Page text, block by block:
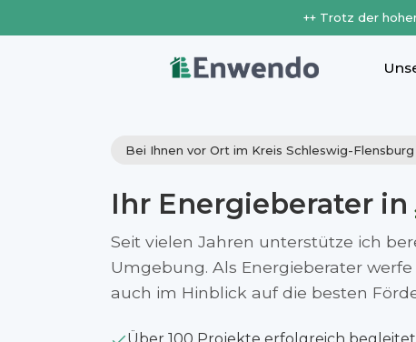
++ Trotz der
Bei Ihnen vor Ort im Kreis Schleswig-Flensburg
Ihr Energieberater in
Seit vielen Jahren unterstütze ich
Umgebung. Als Energieberater
auch im Hinblick auf die besten